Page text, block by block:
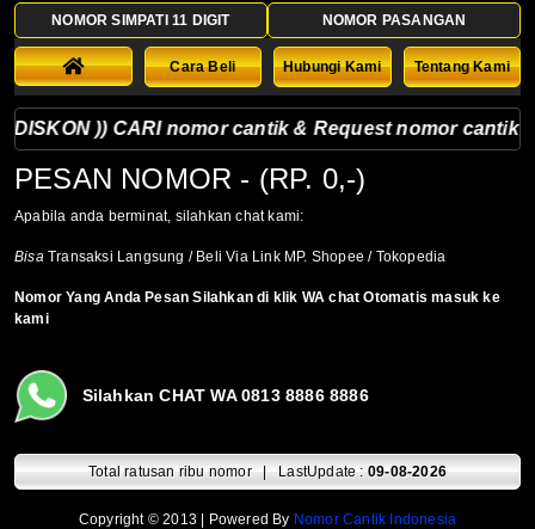
NOMOR SIMPATI 11 DIGIT NOMOR PASANGAN
Cara Beli Hubungi Kami Tentang Kami
DISKON )) CARI nomor cantik & Request nomor
PESAN NOMOR - (RP. 0,-)
Apabila anda berminat, silahkan chat kami:
BisaTransaksi Langsung / Beli Via Link MP. Shopee / Tokopedia
Nomor Yang Anda Pesan Silahkan di klik WA chat Otomatis masuk ke
kami
Silahkan CHAT WA 0813 8886 8886
Total ratusan ribu nomor | LastUpdate :09-08-2026
Copyright © 2013 | Powered By Nomor Cantik Indonesia